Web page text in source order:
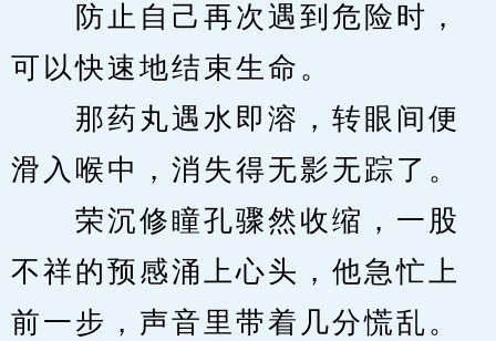
防止自己再次遇到危险时，
可以快速地结束生命。
那药丸遇水即溶，转眼间便
滑入喉中，消失得无影无踪了。
荣沉修瞳孔骤然收缩，一股
不祥的预感涌上心头，他急忙上
前一步，声音里带着几分慌乱。